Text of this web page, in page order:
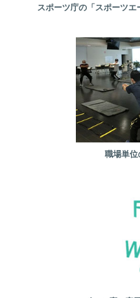
スポーツ庁の「スポーツ
職場単位